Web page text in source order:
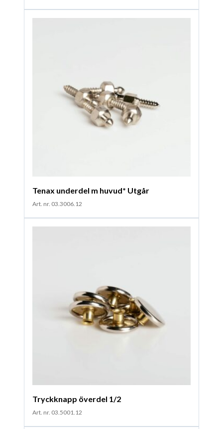
Tenax underdel m huvud* Utgår
Art. nr. 03.3006.12
Tryckknapp överdel 1/2
Art. nr. 03.5001.12